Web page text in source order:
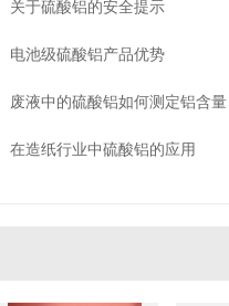
关于硫酸铝的安全提示
电池级硫酸铝产品优势
废液中的硫酸铝如何测定铝含量
在造纸行业中硫酸铝的应用